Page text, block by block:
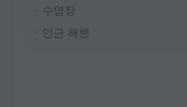
수영장
인근 해변